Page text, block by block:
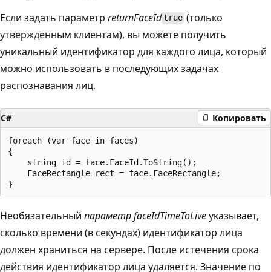
Если задать параметр returnFaceIdtrue (только
утвержденным клиентам), вы можете получить
уникальный идентификатор для каждого лица, который
можно использовать в последующих задачах
распознавания лиц.
C# Копировать
foreach (var face in faces)
{
    string id = face.FaceId.ToString();
    FaceRectangle rect = face.FaceRectangle;
Необязательный параметр faceIdTimeToLiveуказывает,
сколько времени (в секундах) идентификатор лица
должен храниться на сервере. После истечения срока
действия идентификатор лица удаляется. Значение по